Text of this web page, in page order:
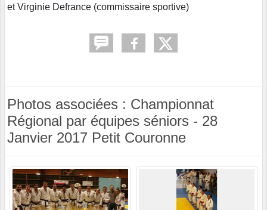
et Virginie Defrance (commissaire sportive)
Photos associées : Championnat
Régional par équipes séniors - 28
Janvier 2017 Petit Couronne